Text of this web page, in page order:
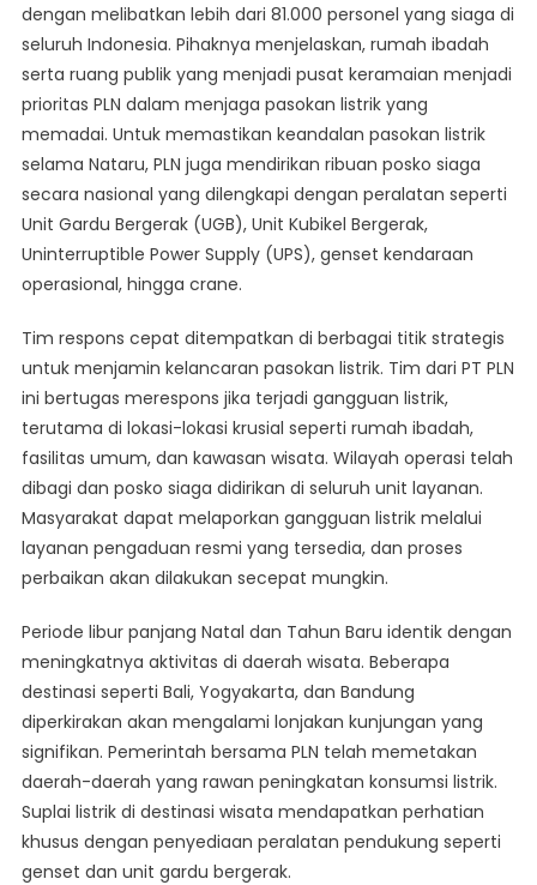
dengan melibatkan lebih dari 81.000 personel yang siaga di
seluruh Indonesia. Pihaknya menjelaskan, rumah ibadah
serta ruang publik yang menjadi pusat keramaian menjadi
prioritas PLN dalam menjaga pasokan listrik yang
memadai. Untuk memastikan keandalan pasokan listrik
selama Nataru, PLN juga mendirikan ribuan posko siaga
secara nasional yang dilengkapi dengan peralatan seperti
Unit Gardu Bergerak (UGB), Unit Kubikel Bergerak,
Uninterruptible Power Supply (UPS), genset kendaraan
operasional, hingga crane.
Tim respons cepat ditempatkan di berbagai titik strategis
untuk menjamin kelancaran pasokan listrik. Tim dari PT PLN
ini bertugas merespons jika terjadi gangguan listrik,
terutama di lokasi-lokasi krusial seperti rumah ibadah,
fasilitas umum, dan kawasan wisata. Wilayah operasi telah
dibagi dan posko siaga didirikan di seluruh unit layanan.
Masyarakat dapat melaporkan gangguan listrik melalui
layanan pengaduan resmi yang tersedia, dan proses
perbaikan akan dilakukan secepat mungkin.
Periode libur panjang Natal dan Tahun Baru identik dengan
meningkatnya aktivitas di daerah wisata. Beberapa
destinasi seperti Bali, Yogyakarta, dan Bandung
diperkirakan akan mengalami lonjakan kunjungan yang
signifikan. Pemerintah bersama PLN telah memetakan
daerah-daerah yang rawan peningkatan konsumsi listrik.
Suplai listrik di destinasi wisata mendapatkan perhatian
khusus dengan penyediaan peralatan pendukung seperti
genset dan unit gardu bergerak.